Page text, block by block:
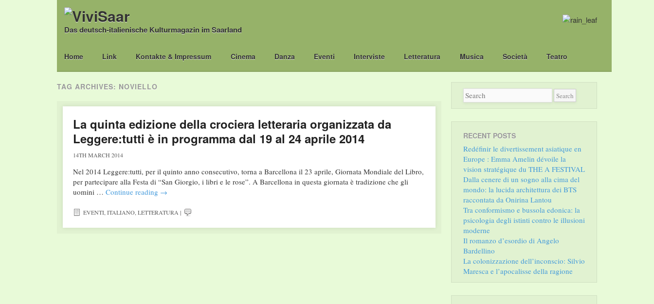
Das deutsch-italienische Kulturmagazin im Saarland
Main menu
Skip
Home Link Kontakte & Impressum Cinema Danza Eventi Interviste Letteratura Musica Società Teatro
TAG ARCHIVES: NOVIELLO
La quinta edizione della crociera letteraria organizzata da
Leggere:tutti è in programma dal 19 al 24 aprile 2014
14TH MARCH 2014
Nel 2014 Leggere:tutti, per il quinto anno consecutivo, torna a Barcellona il 23 aprile, Giornata Mondiale del Libro,
per partecipare alla Festa di “San Giorgio, i libri e le rose”. A Barcellona in questa giornata è tradizione che gli
uomini … Continue reading →
EVENTI,ITALIANO,LETTERATURA |
RECENT POSTS
Redéfinir le divertissement asiatique en
Europe : Emma Amelin dévoile la
vision stratégique du THE A FESTIVAL
Dalla cenere di un sogno alla cima del
mondo: la lucida architettura dei BTS
raccontata da Onirina Lantou
Tra conformismo e bussola edonica: la
psicologia degli istinti contro le illusioni
moderne
Il romanzo d’esordio di Angelo
Bardellino
La colonizzazione dell’inconscio: Silvio
Maresca e l’apocalisse della ragione